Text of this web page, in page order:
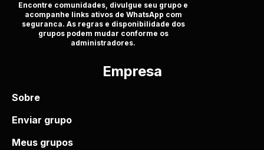
Encontre comunidades, divulgue seu grupo e
acompanhe links ativos de WhatsApp com
seguranca. As regras e disponibilidade dos
grupos podem mudar conforme os
administradores.
Empresa
Sobre
Enviar grupo
Meus grupos